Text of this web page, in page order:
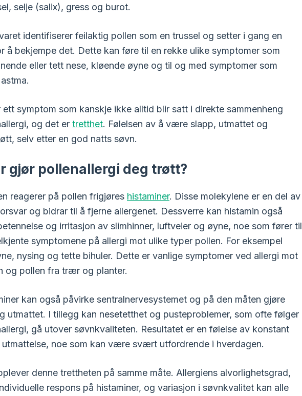
selje (salix), gress og burot.
identifiserer feilaktig pollen som en trussel og setter i gang en
å bekjempe det. Dette kan føre til en rekke ulike symptomer som
eller tett nese, kløende øyne og til og med symptomer som
ett symptom som kanskje ikke alltid blir satt i direkte sammenheng
og det er tretthet. Følelsen av å være slapp, utmattet og
selv etter en god natts søvn.
gjør pollenallergi deg trøtt?
reagerer på pollen frigjøres histaminer. Disse molekylene er en del av
og bidrar til å fjerne allergenet. Dessverre kan histamin også
og irritasjon av slimhinner, luftveier og øyne, noe som fører til
symptomene på allergi mot ulike typer pollen. For eksempel
nysing og tette bihuler. Dette er vanlige symptomer ved allergi mot
og pollen fra trær og planter.
kan også påvirke sentralnervesystemet og på den måten gjøre
utmattet. I tillegg kan nesetetthet og pusteproblemer, som ofte følger
gå utover søvnkvaliteten. Resultatet er en følelse av konstant
noe som kan være svært utfordrende i hverdagen.
denne trettheten på samme måte. Allergiens alvorlighetsgrad,
respons på histaminer, og variasjon i søvnkvalitet kan alle